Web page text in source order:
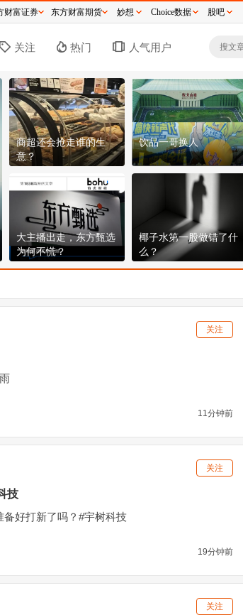
关注 热门 人气用户
逼近历史新高，分红超2300亿：这台水电印
钞机到底有多猛？
商超还会抢走谁的生
意？
饮品一哥换人
大主播出走，东方甄选
为何不慌？
椰子水第一股做错了什
么？
关注
11分钟前
关注
技
好打新了吗？#宇树科技
19分钟前
关注
财富证券 东方财富期货 妙想 Choice数据 股吧